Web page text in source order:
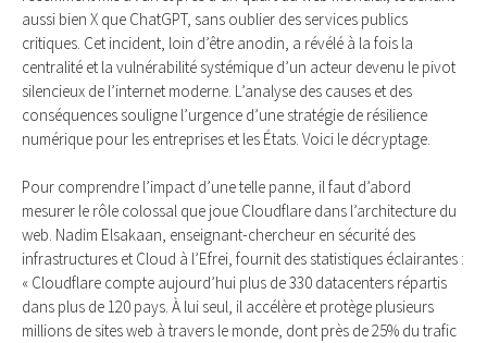
aussi bien X que ChatGPT, sans oublier des services publics
critiques. Cet incident, loin d’être anodin, a révélé à la fois la
centralité et la vulnérabilité systémique d’un acteur devenu le pivot
silencieux de l’internet moderne. L’analyse des causes et des
conséquences souligne l’urgence d’une stratégie de résilience
numérique pour les entreprises et les États. Voici le décryptage.
Pour comprendre l’impact d’une telle panne, il faut d’abord
mesurer le rôle colossal que joue Cloudflare dans l’architecture du
web. Nadim Elsakaan, enseignant-chercheur en sécurité des
infrastructures et Cloud à l’Efrei, fournit des statistiques éclairantes :
« Cloudflare compte aujourd’hui plus de 330 datacenters répartis
dans plus de 120 pays. À lui seul, il accélère et protège plusieurs
millions de sites web à travers le monde, dont près de 25% du trafic